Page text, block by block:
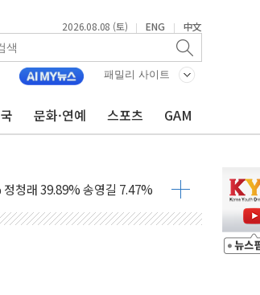
2026.08.08 (토) | ENG | 中文
패밀리 사이트
문화·연예 스포츠 GAM
정청래 42.08%
청래 43.27% 송영길 11.63%
현실화
여 사망